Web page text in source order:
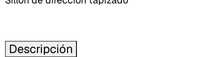
Descripción